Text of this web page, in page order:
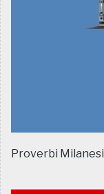
Proverbi Milanesi